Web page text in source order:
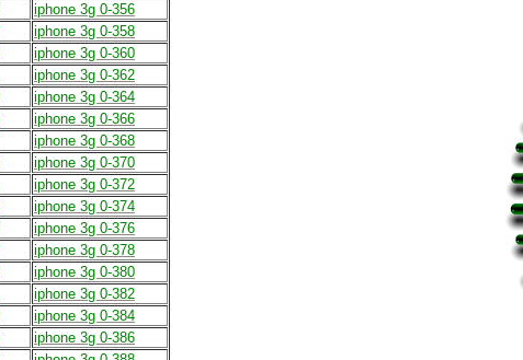
iphone 3g 0-356
iphone 3g 0-358
iphone 3g 0-360
iphone 3g 0-362
iphone 3g 0-364
iphone 3g 0-366
iphone 3g 0-368
iphone 3g 0-370
iphone 3g 0-372
iphone 3g 0-374
iphone 3g 0-376
iphone 3g 0-378
iphone 3g 0-380
iphone 3g 0-382
iphone 3g 0-384
iphone 3g 0-386